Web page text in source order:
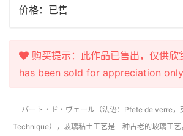
价格：已售
购买提示：此作品已售出，仅供
has been sold for appreciation
パート・ド・ヴェール（法语：Pfete de verre
Technique），玻璃粘土工艺是一种古老的玻璃工